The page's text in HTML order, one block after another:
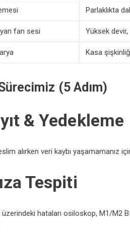
Parlaklıkta
fan sesi Yüksek devir,
Kasa
(5 Adım)
& Yedekleme
alırken veri kaybı
Tespiti
hataları osiloskop, M1/M2